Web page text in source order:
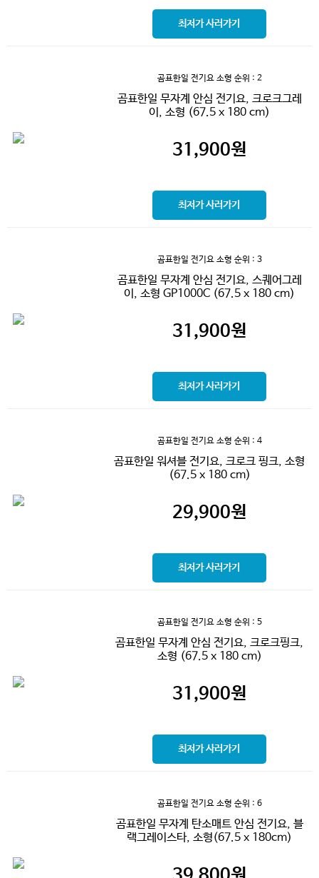
최저가 사러가기
곰표한일 전기요 소형 순위 : 2
곰표한일 무자계 안심 전기요, 크로크그레
이, 소형 (67.5 x 180 cm)
31,900원
최저가 사러가기
곰표한일 전기요 소형 순위 : 3
곰표한일 무자계 안심 전기요, 스퀘어그레
이, 소형 GP1000C (67.5 x 180 cm)
31,900원
최저가 사러가기
곰표한일 전기요 소형 순위 : 4
곰표한일 워셔블 전기요, 크로크 핑크, 소형
(67.5 x 180 cm)
29,900원
최저가 사러가기
곰표한일 전기요 소형 순위 : 5
곰표한일 무자계 안심 전기요, 크로크핑크,
소형 (67.5 x 180 cm)
31,900원
최저가 사러가기
곰표한일 전기요 소형 순위 : 6
곰표한일 무자계 탄소매트 안심 전기요, 블
랙그레이스타, 소형(67.5 x 180cm)